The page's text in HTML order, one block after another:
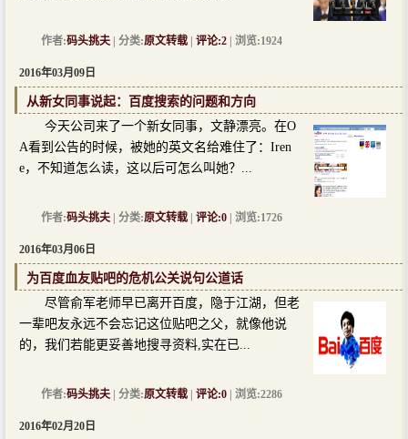
作者:码头挑夫 | 分类:原文转载 评论:2 | 浏览:1924
2016年03月09日
从新女同事说起：百度搜索的问题和方向
今天公司来了一个新女同事，文静漂亮。在O
A看到公告的时候，被她的英文名给难住了：Iren
e，不知道怎么读，这以后可怎么叫她？...
作者:码头挑夫 | 分类:原文转载 评论:0 | 浏览:1726
2016年03月06日
为百度血友贴吧的危机公关说句公道话
尽管俞军老师早已离开百度，隐于江湖，但老
一辈吧友永远不会忘记这位贴吧之父，就像他说
的，我们若能更妥善地搜寻资料,实在已...
作者:码头挑夫 | 分类:原文转载 评论:0 | 浏览:2286
2016年02月20日